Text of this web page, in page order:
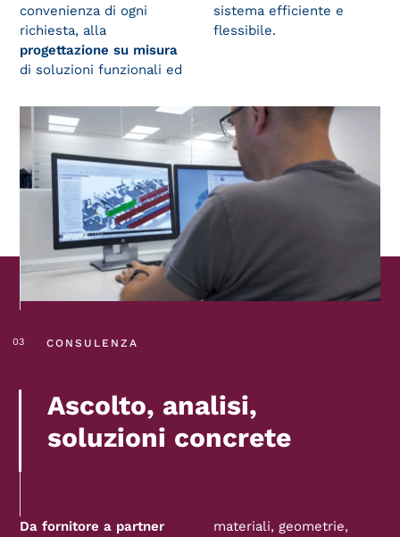
convenienza di ogni
richiesta, alla
progettazione su misura
di soluzioni funzionali ed
sistema efficiente e
flessibile.
CONSULENZA
Ascolto, analisi,
soluzioni concrete
Da fornitore a partner
materiali, geometrie,